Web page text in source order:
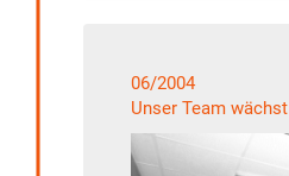
06/2004
Unser Team wächst